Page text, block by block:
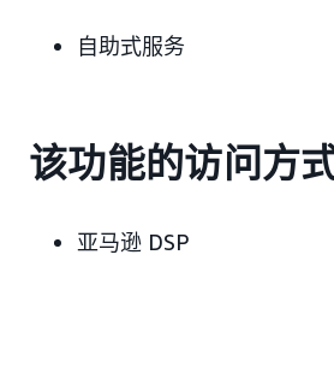
自助式服务
该功能的访问方
亚马逊 DSP